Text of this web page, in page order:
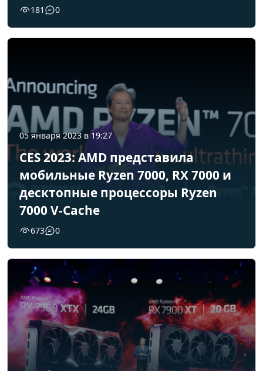
181 0
05 января 2023 в 19:27
CES 2023: AMD представила
мобильные Ryzen 7000, RX 7000 и
десктопные процессоры Ryzen
7000 V-Cache
673 0